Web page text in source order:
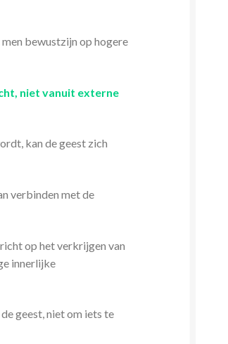
bewustzijn op hogere
niet vanuit externe
kan de geest zich
verbinden met de
op het verkrijgen van
innerlijke
geest, niet om iets te